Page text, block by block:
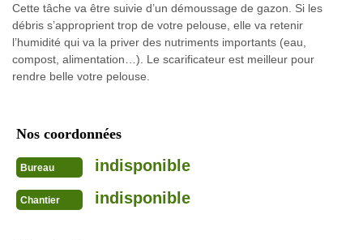
Cette tâche va être suivie d’un démoussage de gazon. Si les
débris s’approprient trop de votre pelouse, elle va retenir
l’humidité qui va la priver des nutriments importants (eau,
compost, alimentation…). Le scarificateur est meilleur pour
rendre belle votre pelouse.
Nos coordonnées
Bureau indisponible
Chantier indisponible